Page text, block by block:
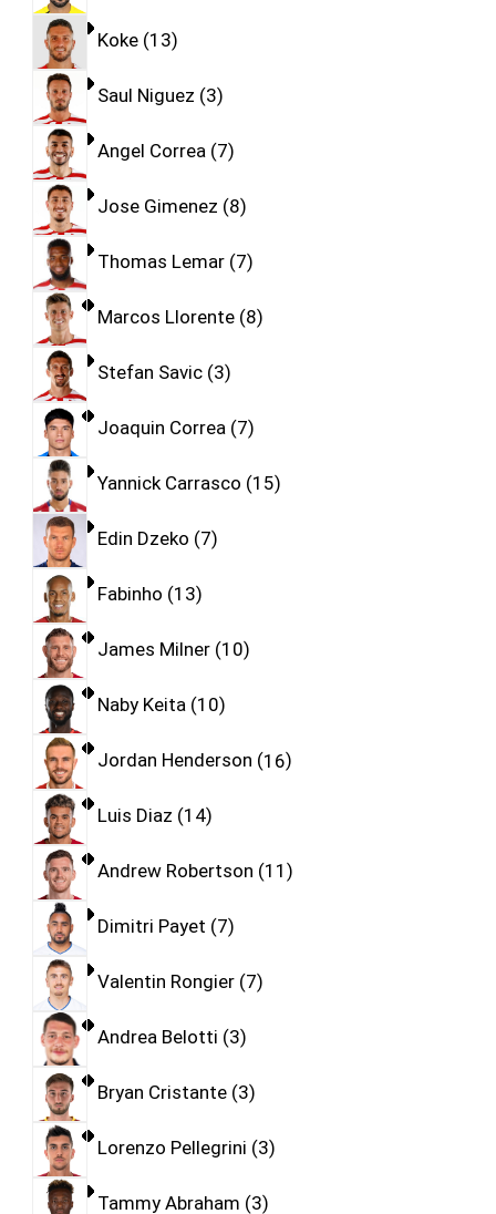
Koke 13
Saul Niguez 3
Angel Correa 7
Jose Gimenez 8
Thomas Lemar 7
Marcos Llorente 8
Stefan Savic 3
Joaquin Correa 7
Yannick Carrasco 15
Edin Dzeko 7
Fabinho 13
James Milner 10
Naby Keita 10
Jordan Henderson 16
Luis Diaz 14
Andrew Robertson 11
Dimitri Payet 7
Valentin Rongier 7
Andrea Belotti 3
Bryan Cristante 3
Lorenzo Pellegrini 3
Tammy Abraham 3